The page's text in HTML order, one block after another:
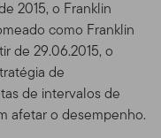
2015, o Franklin
como Franklin
de 29.06.2015, o
de
de intervalos de
afetar o desempenho.
Internet
usar outros meios
que ele pode
desses
vai utilizá-los por
por definir